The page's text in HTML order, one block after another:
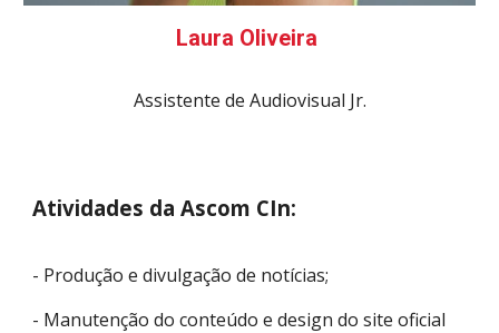
Laura Oliveira
Assistente de Audiovisual Jr.
Atividades da Ascom CIn:
- Produção e divulgação de notícias;
- Manutenção do conteúdo e design do site oficial